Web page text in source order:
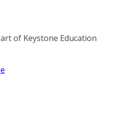
of Keystone Education